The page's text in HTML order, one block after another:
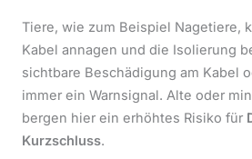
Tiere, wie zum Beispiel Nagetiere,
Kabel annagen und die Isolierung
sichtbare Beschädigung am Kabel
immer ein Warnsignal. Alte oder
bergen hier ein erhöhtes Risiko für
Kurzschluss.